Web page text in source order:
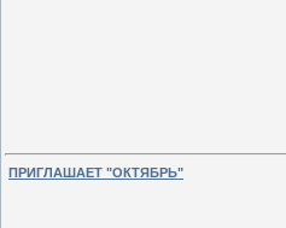
ПРИГЛАШАЕТ "ОКТЯБРЬ"